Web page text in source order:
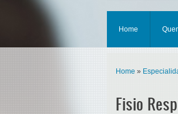
Home
Home »
Fisio